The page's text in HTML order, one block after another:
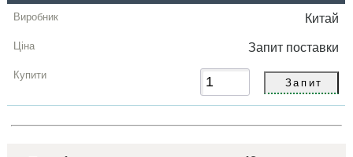
Виробник
Радіальний
грн
Китай
Запит поставки